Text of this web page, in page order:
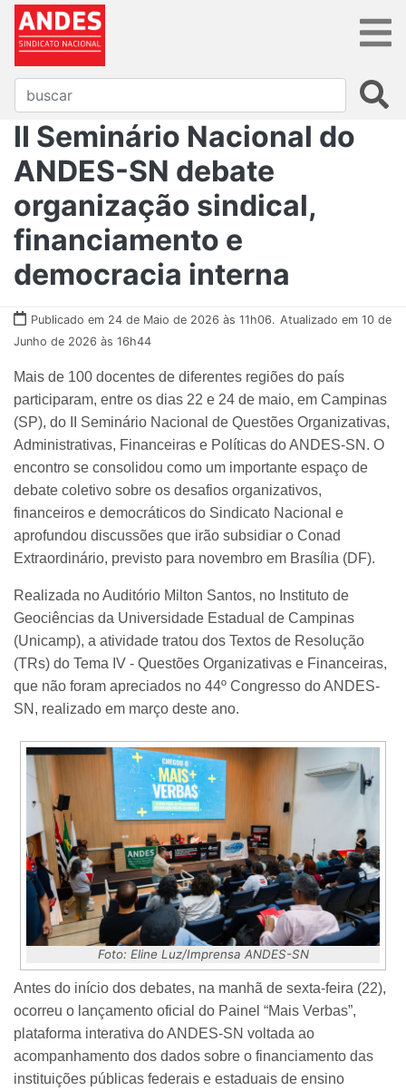
II Seminário Nacional do
ANDES-SN debate
organização sindical,
financiamento e
democracia interna
Publicado em 24 de Maio de 2026 às 11h06. Atualizado em 10 de
Junho de 2026 às 16h44
Mais de 100 docentes de diferentes regiões do país
participaram, entre os dias 22 e 24 de maio, em Campinas
(SP), do II Seminário Nacional de Questões Organizativas,
Administrativas, Financeiras e Políticas do ANDES-SN. O
encontro se consolidou como um importante espaço de
debate coletivo sobre os desafios organizativos,
financeiros e democráticos do Sindicato Nacional e
aprofundou discussões que irão subsidiar o Conad
Extraordinário, previsto para novembro em Brasília (DF).
Realizada no Auditório Milton Santos, no Instituto de
Geociências da Universidade Estadual de Campinas
(Unicamp), a atividade tratou dos Textos de Resolução
(TRs) do Tema IV - Questões Organizativas e Financeiras,
que não foram apreciados no 44º Congresso do ANDES-
SN, realizado em março deste ano.
Foto: Eline Luz/Imprensa ANDES-SN
Antes do início dos debates, na manhã de sexta-feira (22),
ocorreu o lançamento oficial do Painel “Mais Verbas”,
plataforma interativa do ANDES-SN voltada ao
acompanhamento dos dados sobre o financiamento das
instituições públicas federais e estaduais de ensino